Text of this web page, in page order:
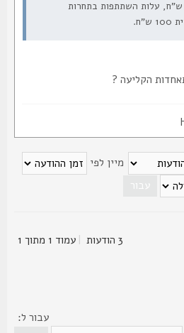
עלות השתתפות בתחרות
הקליעה ?
מיין לפי
|עמוד1מתוך1
עבור ל: